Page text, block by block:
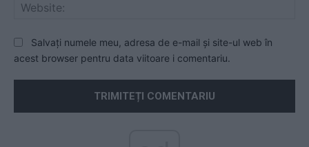
Salvați numele meu, adresa de e-mail și site-ul web în
acest browser pentru data viitoare i comentariu.